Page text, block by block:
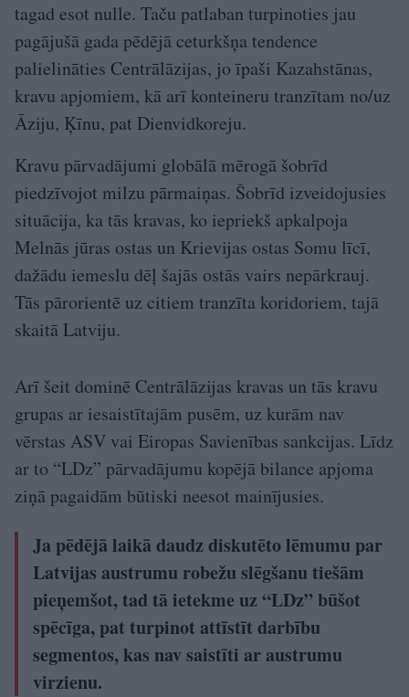
tagad esot nulle. Taču patlaban turpinoties jau
pagājušā gada pēdējā ceturkšņa tendence
palielināties Centrālāzijas, jo īpaši Kazahstānas,
kravu apjomiem, kā arī konteineru tranzītam no/uz
Āziju, Ķīnu, pat Dienvidkoreju.
Kravu pārvadājumi globālā mērogā šobrīd
piedzīvojot milzu pārmaiņas. Šobrīd izveidojusies
situācija, ka tās kravas, ko iepriekš apkalpoja
Melnās jūras ostas un Krievijas ostas Somu līcī,
dažādu iemeslu dēļ šajās ostās vairs nepārkrauj.
Tās pārorientē uz citiem tranzīta koridoriem, tajā
skaitā Latviju.
Arī šeit dominē Centrālāzijas kravas un tās kravu
grupas ar iesaistītajām pusēm, uz kurām nav
vērstas ASV vai Eiropas Savienības san­kcijas. Līdz
ar to “LDz” pārvadājumu kopējā bilance apjoma
ziņā pagaidām būtiski neesot mainījusies.
Ja pēdējā laikā daudz diskutēto lēmumu par
Latvijas austrumu robežu slēgšanu tiešām
pieņemšot, tad tā ietekme uz “LDz” būšot
spēcīga, pat turpinot attīstīt darbību
segmentos, kas nav saistīti ar austrumu
virzienu.